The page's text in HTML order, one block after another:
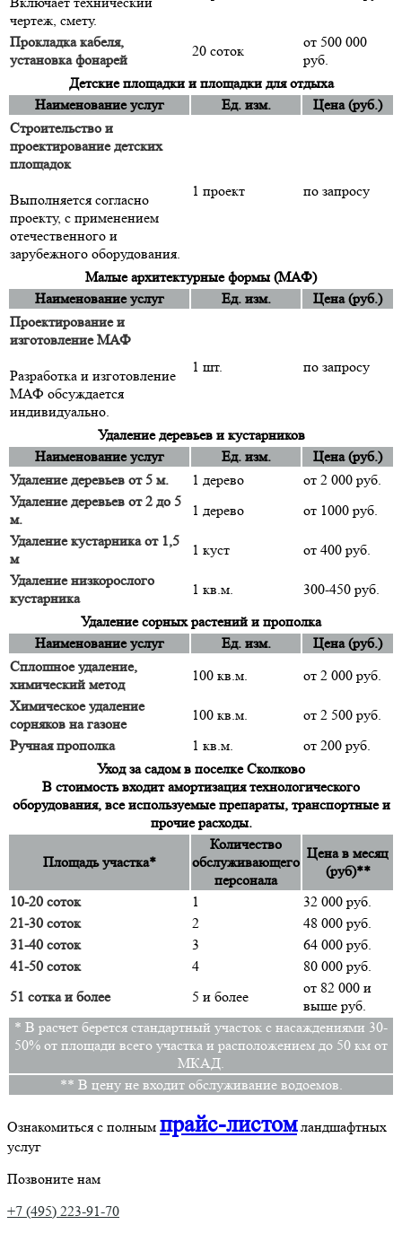
чертеж, смету.
Прокладка кабеля,
установка фонарей
20 соток
от 500 000
руб.
Детские площадки и площадки для отдыха
Наименование услуг
Ед. изм.
Цена (руб.)
Строительство и
проектирование детских
площадок
Выполняется согласно
проекту, с применением
отечественного и
зарубежного оборудования.
1 проект по запросу
Малые архитектурные формы (МАФ)
Наименование услуг
Ед. изм.
Цена (руб.)
Проектирование и
изготовление МАФ
Разработка и изготовление
МАФ обсуждается
индивидуально.
1 шт. по запросу
Удаление деревьев и кустарников
Наименование услуг
Ед. изм.
Цена (руб.)
Удаление деревьев от 5 м.
1 дерево
от 2 000 руб.
Удаление деревьев от 2 до 5
м.
1 дерево
от 1000 руб.
Удаление кустарника от 1,5
м
1 куст
от 400 руб.
Удаление низкорослого
кустарника
1 кв.м.
300-450 руб.
Удаление сорных растений и прополка
Наименование услуг
Ед. изм.
Цена (руб.)
Сплошное удаление,
химический метод
100 кв.м.
от 2 000 руб.
Химическое удаление
сорняков на газоне
100 кв.м.
от 2 500 руб.
Ручная прополка
1 кв.м.
от 200 руб.
Уход за садом в поселке Сколково
В стоимость входит амортизация технологического
оборудования, все используемые препараты, транспортные и
прочие расходы.
Площадь участка*
Количество
обслуживающего
персонала
Цена в месяц
(руб)**
10-20 соток
1
32 000 руб.
21-30 соток
2
48 000 руб.
31-40 соток
3
64 000 руб.
41-50 соток
4
80 000 руб.
51 сотка и более
5 и более
от 82 000 и
выше руб.
* В расчет берется стандартный участок с насаждениями 30-
50% от площади всего участка и расположением до 50 км от
МКАД.
** В цену не входит обслуживание водоемов.
Ознакомиться с полным прайс-листомландшафтных
услуг
Позвоните нам
+7 (495) 223-91-70